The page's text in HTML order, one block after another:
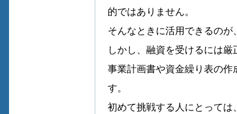
的ではありません。
そんなときに活用できるのが
しかし、融資を受けるには厳
事業計画書や資金繰り表の
す。
初めて挑戦する人にとって